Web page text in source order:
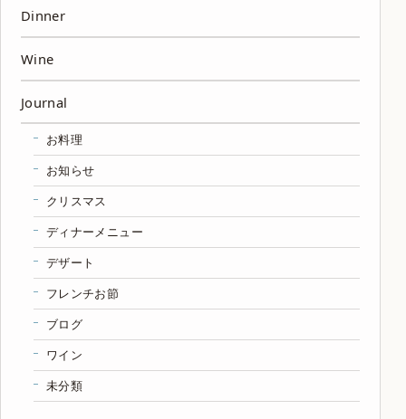
Dinner
Wine
Journal
お料理
お知らせ
クリスマス
ディナーメニュー
デザート
フレンチお節
ブログ
ワイン
未分類